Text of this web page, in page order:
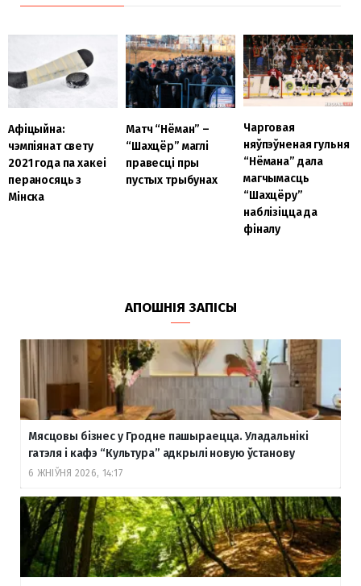
Афіцыйна:
чэмпіянат свету
2021 года па хакеі
пераносяць з
Мінска
Матч “Нёман” –
“Шахцёр” маглі
правесці пры
пустых трыбунах
Чарговая
няўпэўненая гульня
“Нёмана” дала
магчымасць
“Шахцёру”
наблізіцца да
фіналу
АПОШНІЯ ЗАПІСЫ
Мясцовы бізнес у Гродне пашыраецца. Уладальнікі
гатэля і кафэ “Культура” адкрылі новую ўстанову
6 ЖНІЎНЯ 2026, 14:17